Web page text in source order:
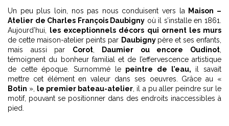
Un peu plus loin, nos pas nous conduisent vers la Maison –
Atelier de Charles François Daubigny où il s’installe en 1861.
Aujourd’hui, les exceptionnels décors qui ornent les murs
de cette maison-atelier peints par Daubigny père et ses enfants,
mais aussi par Corot, Daumier ou encore Oudinot
témoignent du bonheur familial et de l’effervescence artistique
de cette époque. Surnommé le peintre de l’eau, il savait
mettre cet élément en valeur dans ses oeuvres. Grâce au «
Botin », le premier bateau-atelier , il a pu aller peindre sur le
motif, pouvant se positionner dans des endroits inaccessibles à
pied.